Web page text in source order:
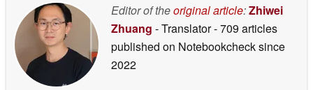
Editor of theoriginal article:Zhiwei
Zhuang - Translator- 709 articles
published on Notebookchecksince
2022